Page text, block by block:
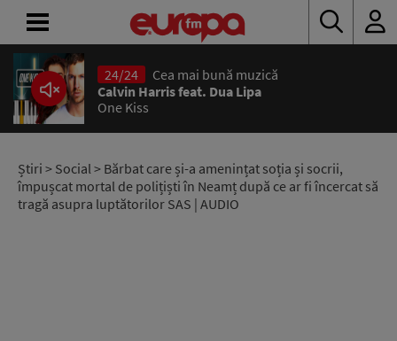
24/24
Cea mai bună muzică
Calvin Harris feat. Dua Lipa
One Kiss
Știri > Social> Bărbat care și-a amenințat soția și socrii,
împușcat mortal de polițiști în Neamț după ce ar fi încercat să
tragă asupra luptătorilor SAS | AUDIO
ACASĂ
ȘTIRI
RADIO
CONCURSURI